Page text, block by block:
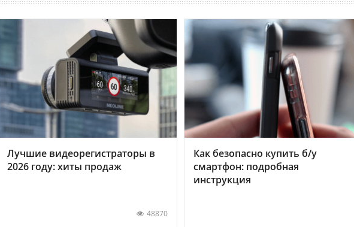
Лучшие видеорегистраторы в
2026 году: хиты продаж
48870
Как безопасно купить б/у
смартфон: подробная
инструкция